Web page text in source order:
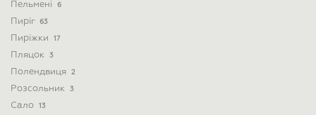
Пельмені 6
Пиріг 63
Пиріжки 17
Пляцок 3
Полендвиця 2
Розсольник 3
Сало 13